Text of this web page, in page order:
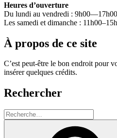
Heures d’ouverture
Du lundi au vendredi : 9h00—17h00
Les samedi et dimanche :
À propos de ce site
C’est peut-être le bon endroit pour
insérer quelques crédits.
Rechercher
Recherche
pour